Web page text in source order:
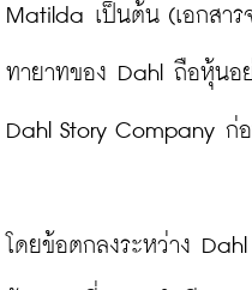
Matilda เป็นต้น (เอกสาร
ทายาทของ Dahl ถือหุ้นอ
Dahl Story Company ก่
โดยข้อตกลงระหว่าง